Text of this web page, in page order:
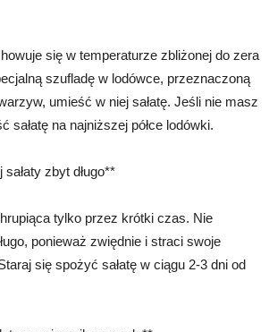
się w temperaturze zbliżonej do zera
szufladę w lodówce, przeznaczoną
umieść w niej sałatę. Jeśli nie masz
sałatę na najniższej półce lodówki.
zbyt długo**
tylko przez krótki czas. Nie
ponieważ zwiędnie i straci swoje
się spożyć sałatę w ciągu 2-3 dni od